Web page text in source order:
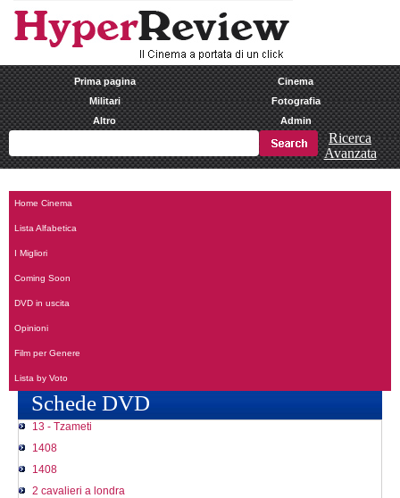
Prima pagina
Cinema
Militari
Fotografia
Altro
Admin
Ricerca
Avanzata
Home Cinema
Lista Alfabetica
I Migliori
Coming Soon
DVD in uscita
Opinioni
Film per Genere
Lista by Voto
Schede DVD
13 - Tzameti
1408
1408
2 cavalieri a londra